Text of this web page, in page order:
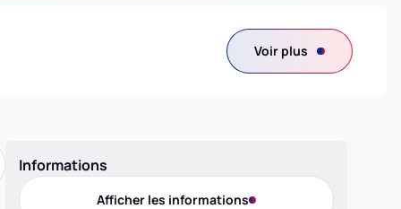
Voir plus
Informations
Afficher les informations